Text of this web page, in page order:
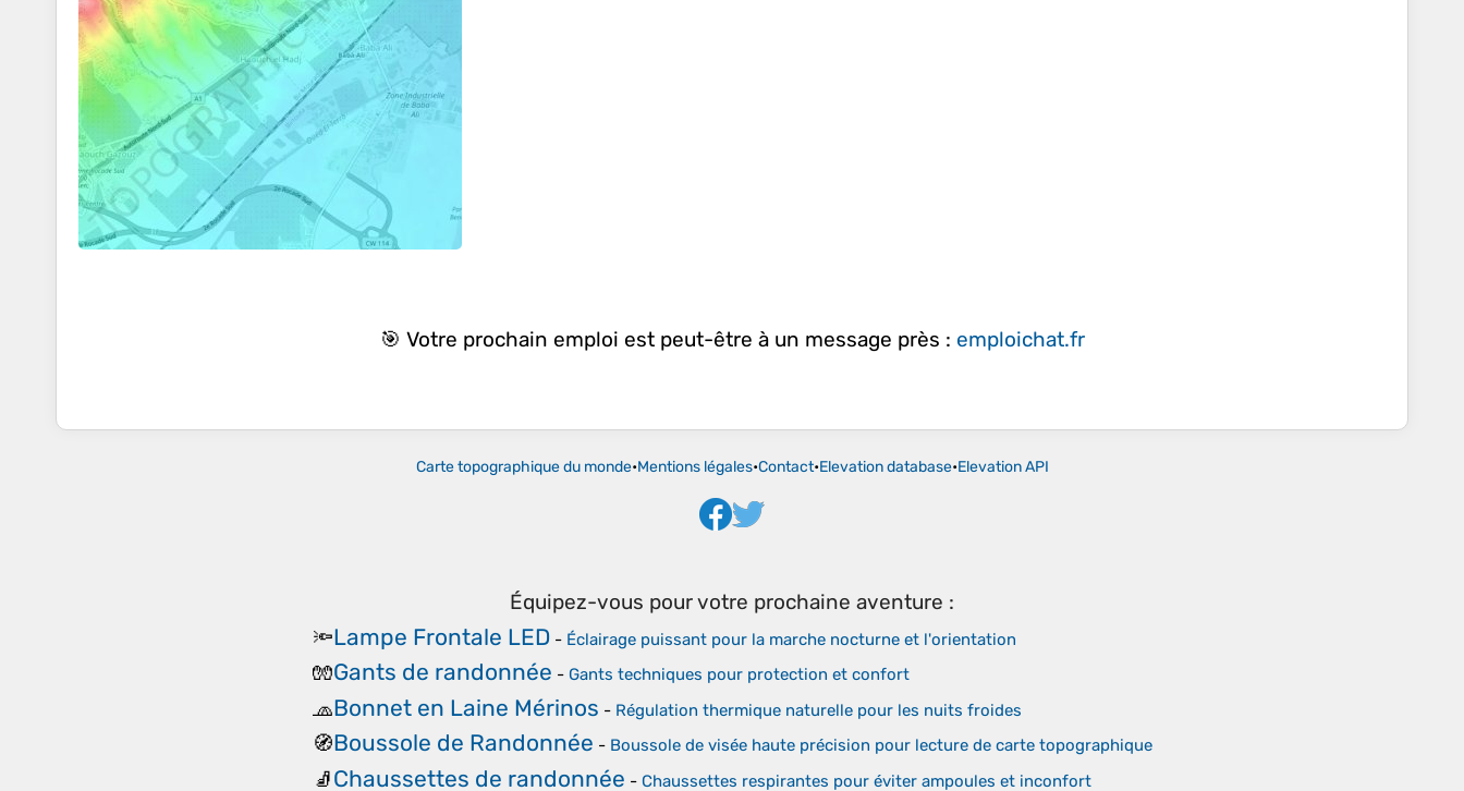
🎯 Votre prochain emploi est peut-être à un message près : emploichat.fr
Carte topographique du monde•Mentions légales•Contact•Elevation database•Elevation API
Équipez-vous pour votre prochaine aventure :
🔦Lampe Frontale LED- Éclairage puissant pour la marche nocturne et l'orientation
🧤Gants de randonnée - Gants techniques pour protection et confort
🧢Bonnet en Laine Mérinos - Régulation thermique naturelle pour les nuits froides
🧭Boussole de Randonnée - Boussole de visée haute précision pour lecture de carte topographique
🧦Chaussettes de randonnée - Chaussettes respirantes pour éviter ampoules et inconfort